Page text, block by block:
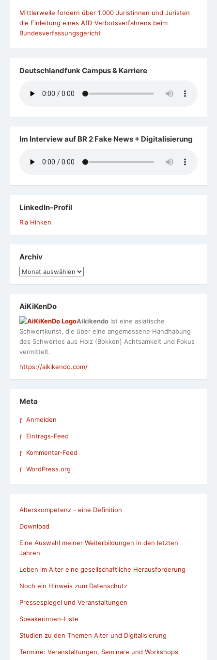
Mittlerweile fordern über 1.000 Juristinnen und Juristen
die Einleitung eines AfD-Verbotsverfahrens beim
Bundesverfassungsgericht
Deutschlandfunk Campus & Karriere
Im Interview auf BR 2 Fake News + Digitalisierung
LinkedIn-Profil
Ria Hinken
Archiv
Archiv
AiKiKenDo
Aikikendo ist eine asiatische
Schwertkunst, die über eine angemessene Handhabung
des Schwertes aus Holz (Bokken) Achtsamkeit und Fokus
vermittelt.
https://aikikendo.com/
Meta
Anmelden
Eintrags-Feed
Kommentar-Feed
WordPress.org
Alterskompetenz - eine Definition
Download
Eine Auswahl meiner Weiterbildungen in den letzten
Jahren
Leben im Alter eine gesellschaftliche Herausforderung
Noch ein Hinweis zum Datenschutz
Pressespiegel und Veranstaltungen
Speakerinnen-Liste
Studien zu den Themen Alter und Digitalisierung
Termine: Veranstaltungen, Seminare und Workshops